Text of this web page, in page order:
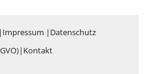
Impressum | Datenschutz
| Kontakt